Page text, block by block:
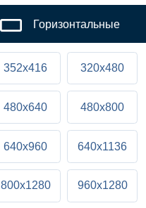
Горизонтальные
352x416 320x480
480x640 480x800
640x960 640x1136
800x1280 960x1280